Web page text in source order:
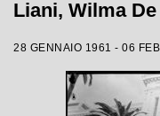
Liani, Wilma
Mazzetti
28 GENNAIO 1961 - 06